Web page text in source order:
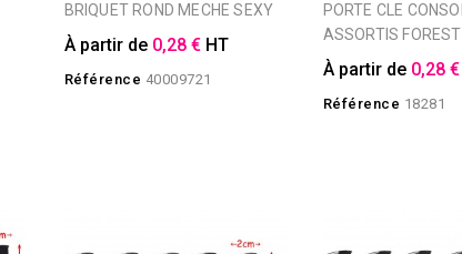
BRIQUET ROND MECHE SEXY
À partir de 0,28 € HT
Référence 40009721
PORTE CLE CONSOLE DE JEU 6
ASSORTIS FOREST
À partir de 0,28 €
Référence 18281